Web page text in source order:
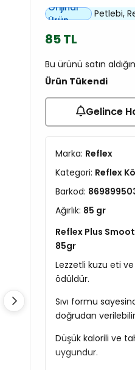
Orijinal
Ürün
Petlebi,
85 TL
Bu ürünü satın
Ürün Tükendi
Gelince
Marka: Reflex
Kategori: Reflex
Barkod:
Ağırlık: 85 gr
Reflex Plus
85gr
Lezzetli kuzu eti
ödüldür.
Sıvı formu
doğrudan
Düşük kalorili ve
uygundur.